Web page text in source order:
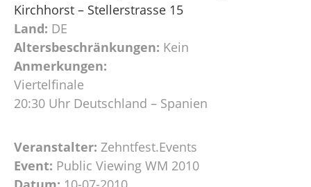
Kirchhorst – Stellerstrasse 15
Land: DE
Altersbeschränkungen: Kein
Anmerkungen:
Viertelfinale
20:30 Uhr Deutschland – Spanien
Veranstalter: Zehntfest.Events
Event: Public Viewing WM 2010